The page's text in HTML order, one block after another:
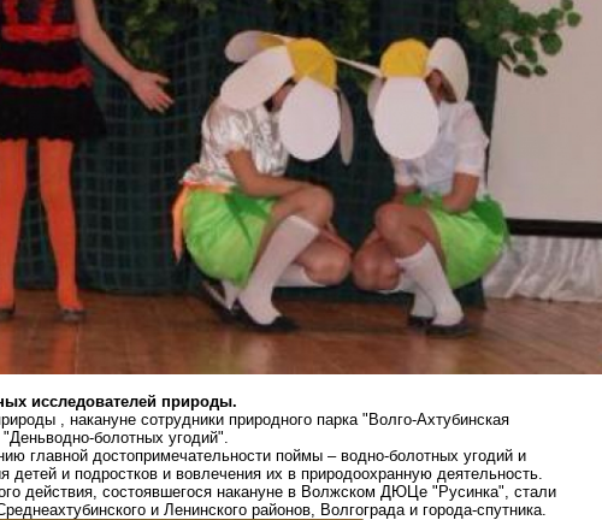
исследователей природы.
, накануне сотрудники природного парка "Волго-Ахтубинская
болотных угодий".
главной достопримечательности поймы – водно-болотных угодий и
детей и подростков и вовлечения их в природоохранную деятельность.
действия, состоявшегося накануне в Волжском ДЮЦе "Русинка", стали
и Ленинского районов, Волгограда и города-спутника.